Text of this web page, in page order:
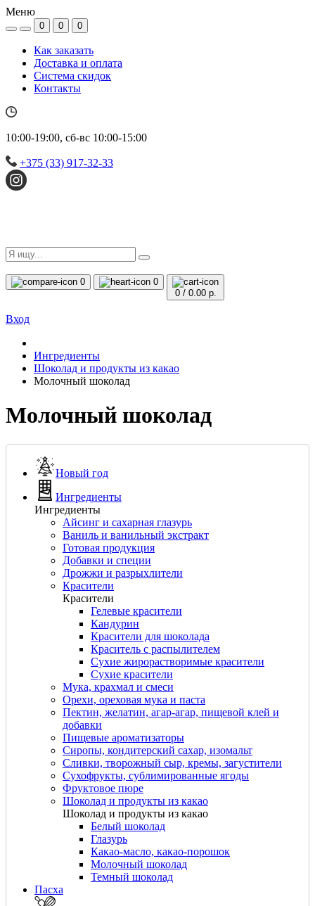
Меню
0 0 0
Как заказать
Доставка и оплата
Система скидок
Контакты
10:00-19:00, сб-вс 10:00-15:00
+375 (33) 917-32-33
0
0
0/ 0.00 р.
Вход
Ингредиенты
Шоколад и продукты из какао
Молочный шоколад
Молочный шоколад
Новый год
Ингредиенты
Ингредиенты
Айсинг и сахарная глазурь
Ваниль и ванильный экстракт
Готовая продукция
Добавки и специи
Дрожжи и разрыхлители
Красители
Красители
Гелевые красители
Кандурин
Красители для шоколада
Краситель с распылителем
Сухие жирорастворимые красители
Сухие красители
Мука, крахмал и смеси
Орехи, ореховая мука и паста
Пектин, желатин, агар-агар, пищевой клей и
добавки
Пищевые ароматизаторы
Сиропы, кондитерский сахар, изомальт
Сливки, творожный сыр, кремы, загустители
Сухофрукты, сублимированные ягоды
Фруктовое пюре
Шоколад и продукты из какао
Шоколад и продукты из какао
Белый шоколад
Глазурь
Какао-масло, какао-порошок
Молочный шоколад
Темный шоколад
Пасха